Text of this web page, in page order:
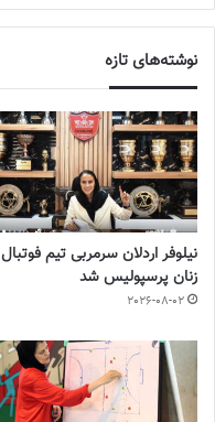
نوشته‌های تازه
نیلوفر اردلان سرمربی تیم فوتبال
زنان پرسپولیس شد
2026-08-02